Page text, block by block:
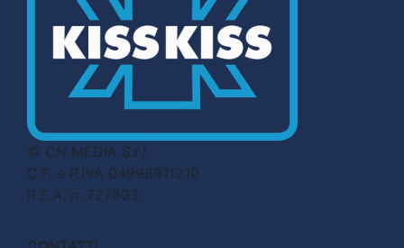
© CN MEDIA S.r.l.
C.F. e P.IVA 04998911210
R.E.A. n. 727803